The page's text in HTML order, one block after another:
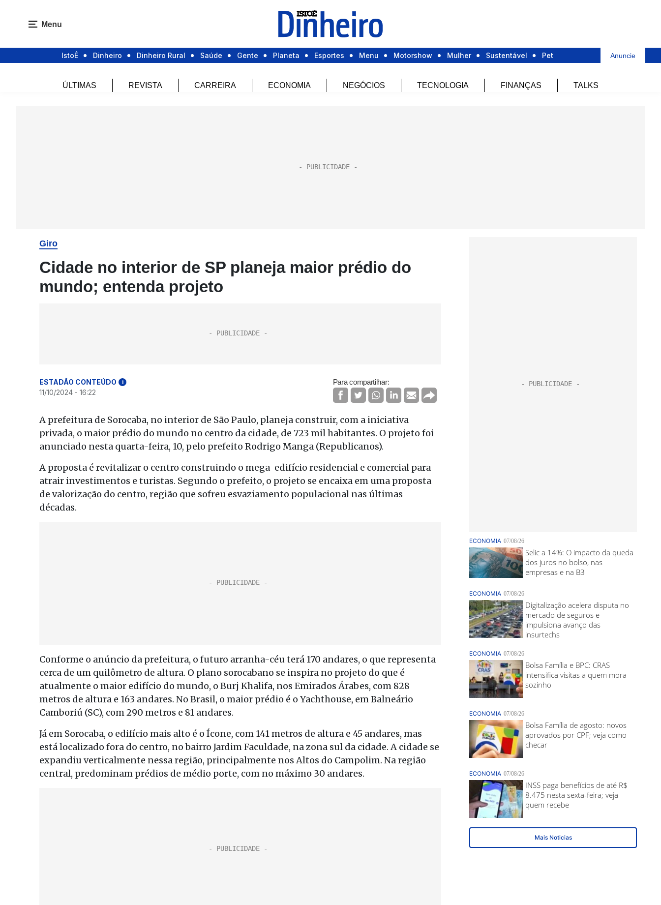
Menu
IstoÉ Dinheiro Dinheiro Rural Saúde Gente Planeta Esportes Menu Motorshow Mulher Sustentável Pet Anuncie
ÚLTIMAS REVISTA CARREIRA ECONOMIA NEGÓCIOS TECNOLOGIA FINANÇAS TALKS
Giro
Cidade no interior de SP planeja maior prédio do
mundo; entenda projeto
ESTADÃO CONTEÚDO i
11/10/2024 - 16:22
Para compartilhar:
A prefeitura de Sorocaba, no interior de São Paulo, planeja construir, com a iniciativa
privada, o maior prédio do mundo no centro da cidade, de 723 mil habitantes. O projeto foi
anunciado nesta quarta-feira, 10, pelo prefeito Rodrigo Manga (Republicanos).
A proposta é revitalizar o centro construindo o mega-edifício residencial e comercial para
atrair investimentos e turistas. Segundo o prefeito, o projeto se encaixa em uma proposta
de valorização do centro, região que sofreu esvaziamento populacional nas últimas
décadas.
Conforme o anúncio da prefeitura, o futuro arranha-céu terá 170 andares, o que representa
cerca de um quilômetro de altura. O plano sorocabano se inspira no projeto do que é
atualmente o maior edifício do mundo, o Burj Khalifa, nos Emirados Árabes, com 828
metros de altura e 163 andares. No Brasil, o maior prédio é o Yachthouse, em Balneário
Camboriú (SC), com 290 metros e 81 andares.
Já em Sorocaba, o edifício mais alto é o Ícone, com 141 metros de altura e 45 andares, mas
está localizado fora do centro, no bairro Jardim Faculdade, na zona sul da cidade. A cidade se
expandiu verticalmente nessa região, principalmente nos Altos do Campolim. Na região
central, predominam prédios de médio porte, com no máximo 30 andares.